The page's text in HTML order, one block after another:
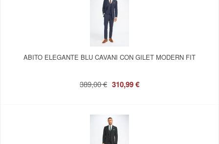
ABITO ELEGANTE BLU CAVANI CON GILET MODERN FIT
389,00 € 310,99 €